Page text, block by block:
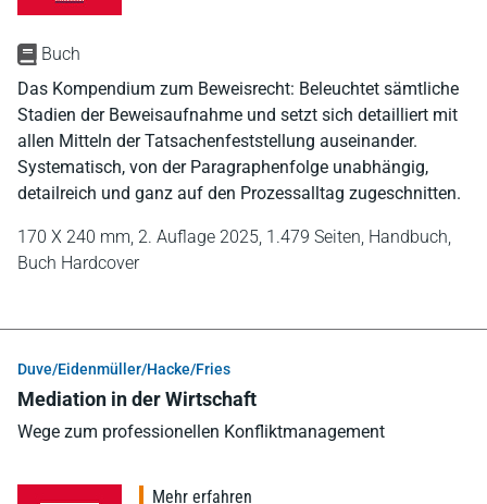
Buch
Das Kompendium zum Beweisrecht: Beleuchtet sämtliche
Stadien der Beweisaufnahme und setzt sich detailliert mit
allen Mitteln der Tatsachenfeststellung auseinander.
Systematisch, von der Paragraphenfolge unabhängig,
detailreich und ganz auf den Prozessalltag zugeschnitten.
170 X 240 mm, 2. Auflage 2025, 1.479 Seiten, Handbuch,
Buch Hardcover
Duve/Eidenmüller/Hacke/Fries
Mediation in der Wirtschaft
Wege zum professionellen Konfliktmanagement
Mehr erfahren